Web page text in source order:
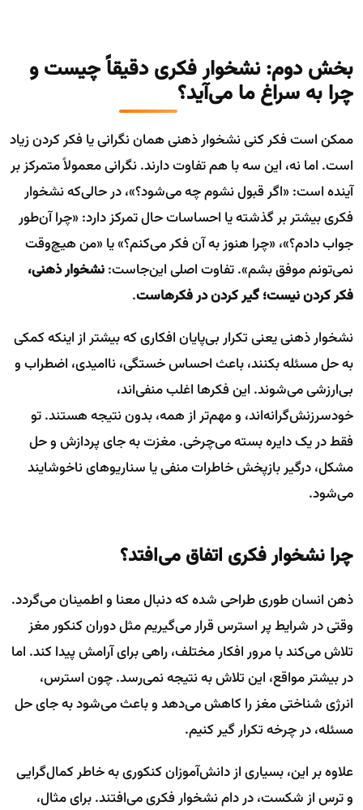
بخش دوم: نشخوار فکری دقیقاً چیست و
چرا به سراغ ما می‌آید؟
ممکن است فکر کنی نشخوار ذهنی همان نگرانی یا فکر کردن زیاد
است. اما نه، این سه با هم تفاوت دارند. نگرانی معمولاً متمرکز بر
آینده است: «اگر قبول نشوم چه می‌شود؟»، در حالی‌که نشخوار
فکری بیشتر بر گذشته یا احساسات حال تمرکز دارد: «چرا آن‌طور
جواب دادم؟»، «چرا هنوز به آن فکر می‌کنم؟» یا «من هیچ‌وقت
نمی‌تونم موفق بشم». تفاوت اصلی این‌جاست:نشخوار ذهنی،
فکر کردن نیست؛ گیر کردن در فکرهاست.
نشخوار ذهنی یعنی تکرار بی‌پایان افکاری که بیشتر از اینکه کمکی
به حل مسئله بکنند، باعث احساس خستگی، ناامیدی، اضطراب و
بی‌ارزشی می‌شوند. این فکرها اغلب منفی‌اند،
خودسرزنش‌گرانه‌اند، و مهم‌تر از همه، بدون نتیجه هستند. تو
فقط در یک دایره بسته می‌چرخی. مغزت به جای پردازش و حل
مشکل، درگیر بازپخش خاطرات منفی یا سناریوهای ناخوشایند
می‌شود.
چرا نشخوار فکری اتفاق می‌افتد؟
ذهن انسان طوری طراحی شده که دنبال معنا و اطمینان می‌گردد.
وقتی در شرایط پر استرس قرار می‌گیریم مثل دوران کنکور مغز
تلاش می‌کند با مرور افکار مختلف، راهی برای آرامش پیدا کند. اما
در بیشتر مواقع، این تلاش به نتیجه نمی‌رسد. چون استرس،
انرژی شناختی مغز را کاهش می‌دهد و باعث می‌شود به جای حل
مسئله، در چرخه تکرار گیر کنیم.
علاوه بر این، بسیاری از دانش‌آموزان کنکوری به خاطر کمال‌گرایی
و ترس از شکست، در دام نشخوار فکری می‌افتند. برای مثال،